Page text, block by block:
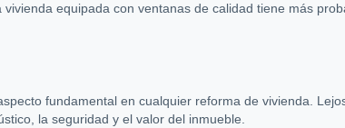
equipada con ventanas de calidad tiene más
fundamental en cualquier reforma de vivienda.
la seguridad y el valor del inmueble.